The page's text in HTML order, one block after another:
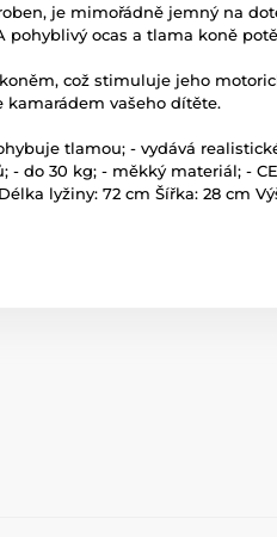
je mimořádně jemný na
pohyblivý ocas a tlama koně
což stimuluje jeho
vašeho dítěte.
tlamou; - vydává
- do 30 kg; - měkký materiál; -
lyžiny: 72 cm Šířka: 28 cm